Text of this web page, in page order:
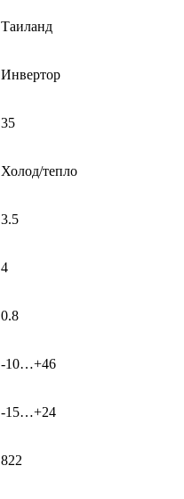
Таиланд
Инвертор
35
Холод/тепло
3.5
4
0.8
-10…+46
-15…+24
822